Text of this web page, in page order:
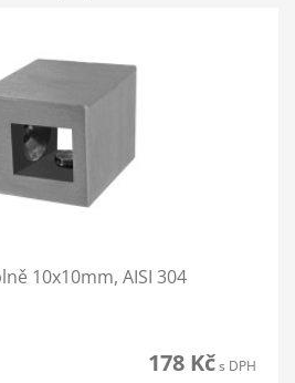
10x10mm, AISI 304
178 Kčs DPH